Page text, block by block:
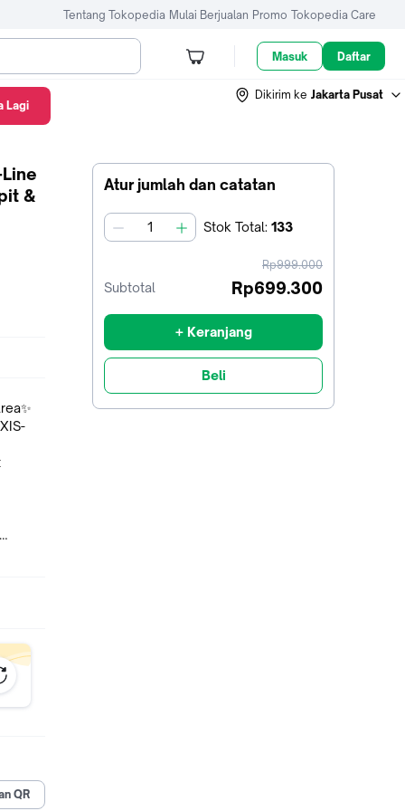
Tentang Tokopedia Mulai Berjualan Promo Tokopedia Care
Masuk Daftar
Dikirim ke Jakarta Pusat
Atur jumlah dan catatan
jumlah Stok Total: 133
harga
sebelum
Rp999.000
Subtotal Rp699.300
+ Keranjang
Beli
&
menit
QR
Lagi